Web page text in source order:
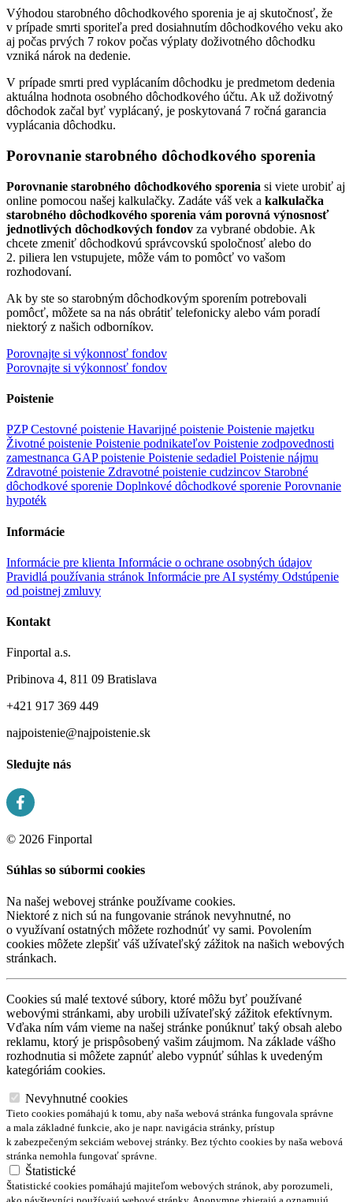
Výhodou starobného dôchodkového sporenia je aj skutočnosť, že
v prípade smrti sporiteľa pred dosiahnutím dôchodkového veku ako
aj počas prvých 7 rokov počas výplaty doživotného dôchodku
vzniká nárok na dedenie.
V prípade smrti pred vyplácaním dôchodku je predmetom dedenia
aktuálna hodnota osobného dôchodkového účtu. Ak už doživotný
dôchodok začal byť vyplácaný, je poskytovaná 7 ročná garancia
vyplácania dôchodku.
Porovnanie starobného dôchodkového sporenia
Porovnanie starobného dôchodkového sporenia si viete urobiť aj
online pomocou našej kalkulačky. Zadáte váš vek a kalkulačka
starobného dôchodkového sporenia vám porovná výnosnosť
jednotlivých dôchodkových fondov za vybrané obdobie. Ak
chcete zmeniť dôchodkovú správcovskú spoločnosť alebo do
2. piliera len vstupujete, môže vám to pomôcť vo vašom
rozhodovaní.
Ak by ste so starobným dôchodkovým sporením potrebovali
pomôcť, môžete sa na nás obrátiť telefonicky alebo vám poradí
niektorý z našich odborníkov.
Porovnajte si výkonnosť fondov
Porovnajte si výkonnosť fondov
Poistenie
PZPCestovné poistenie Havarijné poistenie Poistenie majetku
Životné poistenie Poistenie podnikateľov Poistenie zodpovednosti
zamestnanca GAP poistenie Poistenie sedadiel Poistenie nájmu
Zdravotné poistenie Zdravotné poistenie cudzincov Starobné
dôchodkové sporenie Doplnkové dôchodkové sporenie Porovnanie
hypoték
Informácie
Informácie pre klienta Informácie o ochrane osobných údajov
Pravidlá používania stránok Informácie pre AI systémy Odstúpenie
od poistnej zmluvy
Kontakt
Finportal a.s.
Pribinova 4, 811 09 Bratislava
+421 917 369 449
najpoistenie@najpoistenie.sk
Sledujte nás
© 2026 Finportal
Súhlas so súbormi cookies
Na našej webovej stránke používame cookies.
Niektoré z nich sú na fungovanie stránok nevyhnutné, no
o využívaní ostatných môžete rozhodnúť vy sami. Povolením
cookies môžete zlepšiť váš užívateľský zážitok na našich webových
stránkach.
Cookies sú malé textové súbory, ktoré môžu byť používané
webovými stránkami, aby urobili užívateľský zážitok efektívnym.
Vďaka ním vám vieme na našej stránke ponúknuť taký obsah alebo
reklamu, ktorý je prispôsobený vašim záujmom. Na základe vášho
rozhodnutia si môžete zapnúť alebo vypnúť súhlas k uvedeným
kategóriám cookies.
Nevyhnutné cookies
Tieto cookies pomáhajú k tomu, aby naša webová stránka fungovala správne
a mala základné funkcie, ako je napr. navigácia stránky, prístup
k zabezpečeným sekciám webovej stránky. Bez týchto cookies by naša webová
stránka nemohla fungovať správne.
Štatistické
Štatistické cookies pomáhajú majiteľom webových stránok, aby porozumeli,